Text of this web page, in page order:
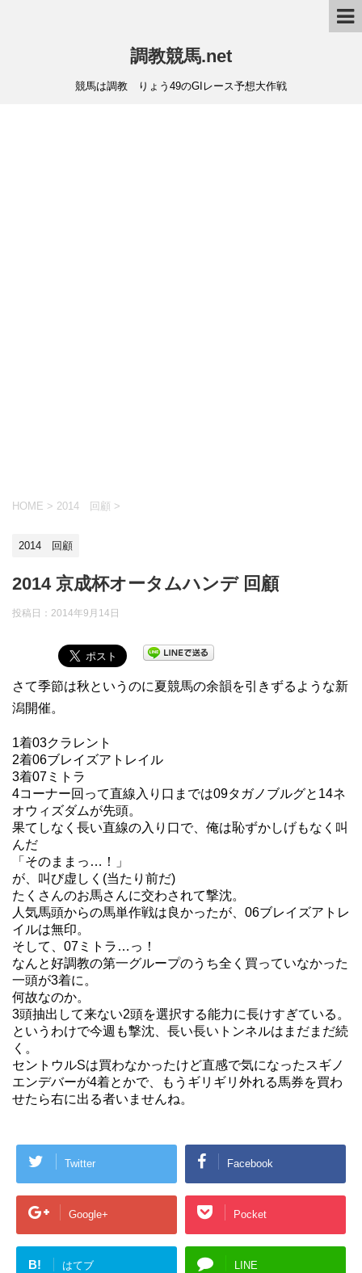
調教競馬.net
競馬は調教 りょう49のGIレース予想大作戦
HOME > 2014 回顧 >
2014 回顧
2014 京成杯オータムハンデ 回顧
投稿日： 2014年9月14日
さて季節は秋というのに夏競馬の余韻を引きずるような新
潟開催。
1着03クラレント
2着06ブレイズアトレイル
3着07ミトラ
4コーナー回って直線入り口までは09タガノブルグと14ネ
オウィズダムが先頭。
果てしなく長い直線の入り口で、俺は恥ずかしげもなく叫
んだ
「そのままっ…！」
が、叫び虚しく(当たり前だ)
たくさんのお馬さんに交わされて撃沈。
人気馬頭からの馬単作戦は良かったが、06ブレイズアトレ
イルは無印。
そして、07ミトラ…っ！
なんと好調教の第一グループのうち全く買っていなかった
一頭が3着に。
何故なのか。
3頭抽出して来ない2頭を選択する能力に長けすぎている。
というわけで今週も撃沈、長い長いトンネルはまだまだ続
く。
セントウルSは買わなかったけど直感で気になったスギノ
エンデバーが4着とかで、もうギリギリ外れる馬券を買わ
せたら右に出る者いませんね。
Twitter Facebook
Google+ Pocket
B! はてブ LINE